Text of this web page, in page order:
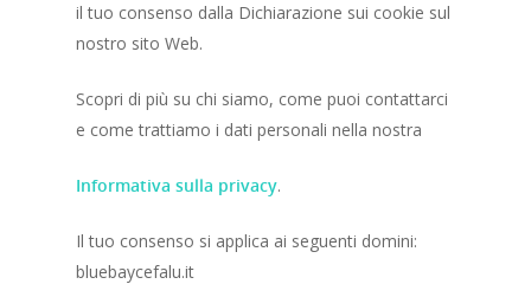
il tuo consenso dalla Dichiarazione sui cookie sul
nostro sito Web.
Scopri di più su chi siamo, come puoi contattarci
e come trattiamo i dati personali nella nostra
Informativa sulla privacy.
Il tuo consenso si applica ai seguenti domini:
bluebaycefalu.it